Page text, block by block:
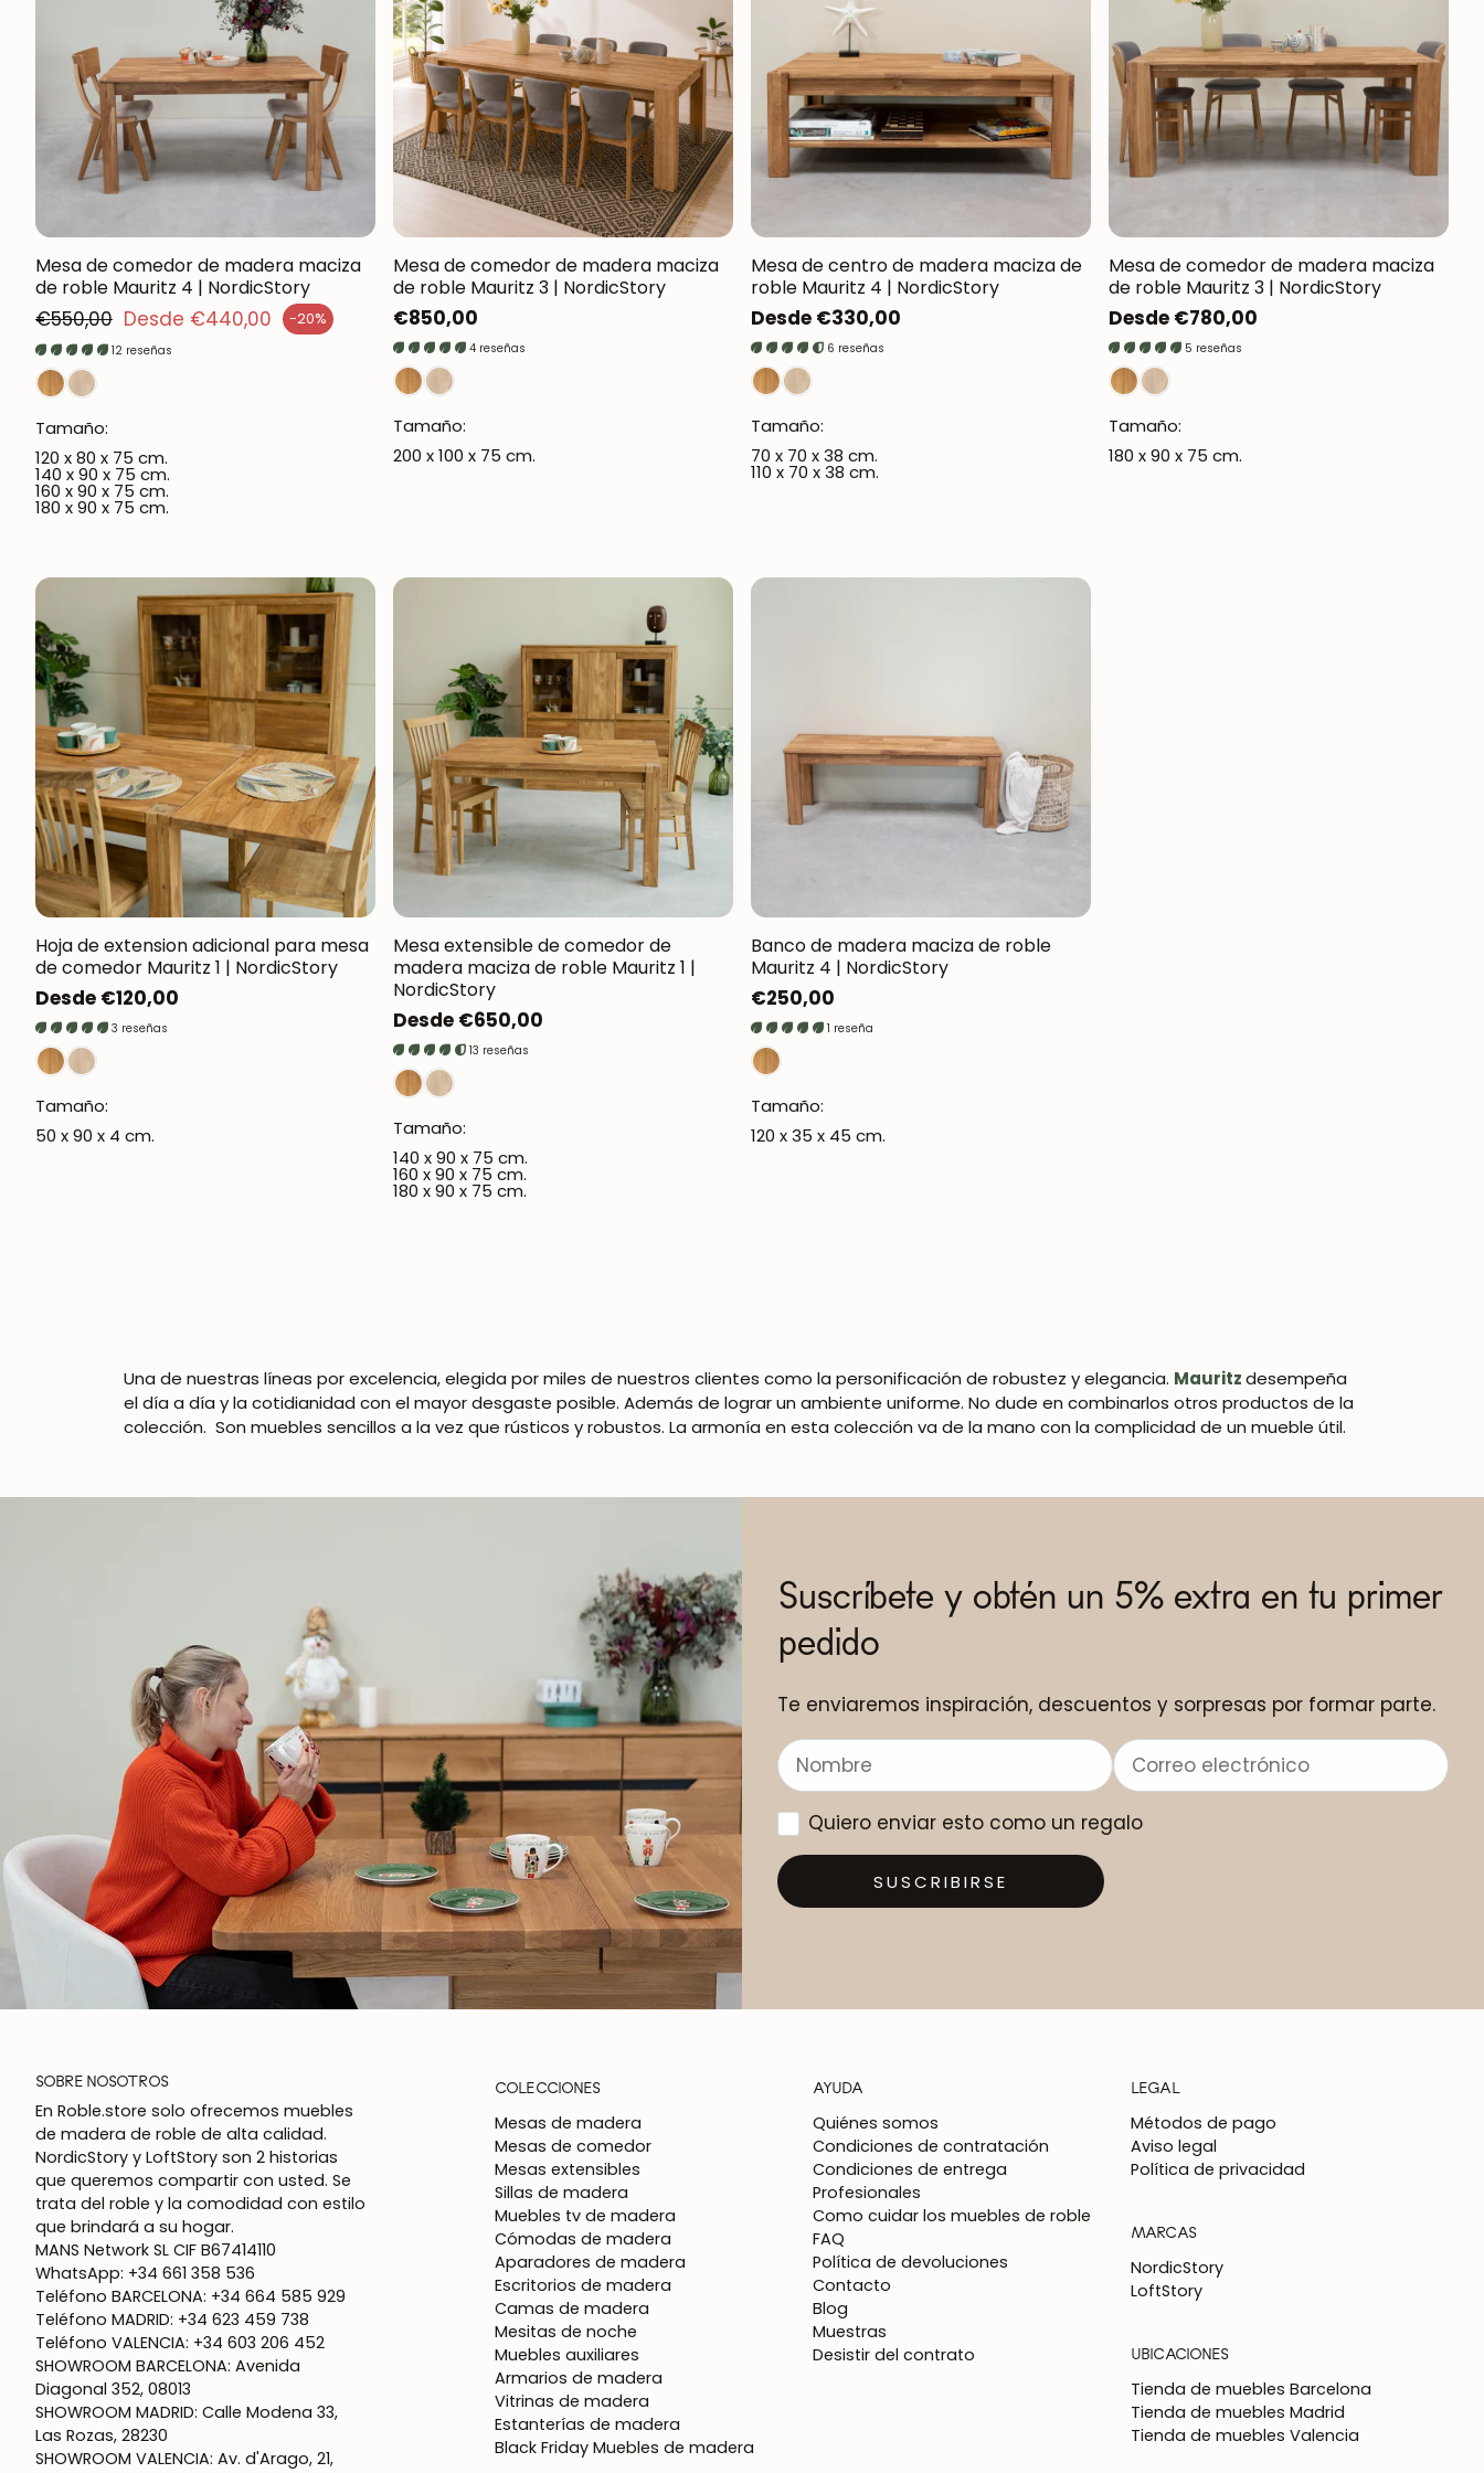
Oxford NordicStory
Mauritz NordicStory
Milan NordicStory
Moritz NordicStory
Runa NordicStory
Mozaik LoftStory
Montenegro LoftStory
Mesa de comedor de madera maciza
de roble Mauritz 4 | NordicStory
Desde €440,00 -20%
de venta
Precio regular
€550,00
12 reseñas
Tamaño:
120 x 80 x 75 cm.
140 x 90 x 75 cm.
160 x 90 x 75 cm.
180 x 90 x 75 cm.
Mesa de comedor de madera maciza
de roble Mauritz 3 | NordicStory
Precio
regular
€850,00
4 reseñas
Tamaño:
200 x 100 x 75 cm.
Mesa de centro de madera maciza de
roble Mauritz 4 | NordicStory
Precio
regular
Desde €330,00
6 reseñas
Tamaño:
70 x 70 x 38 cm.
110 x 70 x 38 cm.
Mesa de comedor de madera maciza
de roble Mauritz 3 | NordicStory
Precio
regular
Desde €780,00
5 reseñas
Tamaño:
180 x 90 x 75 cm.
Hoja de extension adicional para mesa
de comedor Mauritz 1 | NordicStory
Precio
regular
Desde €120,00
3 reseñas
Tamaño:
50 x 90 x 4 cm.
Mesa extensible de comedor de
madera maciza de roble Mauritz 1 |
NordicStory
Precio
regular
Desde €650,00
13 reseñas
Tamaño:
140 x 90 x 75 cm.
160 x 90 x 75 cm.
180 x 90 x 75 cm.
Banco de madera maciza de roble
Mauritz 4 | NordicStory
Precio
regular
€250,00
1 reseña
Tamaño:
120 x 35 x 45 cm.
Una de nuestras líneas por excelencia, elegida por miles de nuestros clientes como la personificación de robustez y elegancia. Mauritzdesempeña
el día a día y la cotidianidad con el mayor desgaste posible. Además de lograr un ambiente uniforme. No dude en combinarlos otros productos de la
colección. Son muebles sencillos a la vez que rústicos y robustos. La armonía en esta colección va de la mano con la complicidad de un mueble útil.
Suscríbete y obtén un 5% extra en tu primer
pedido
Te enviaremos inspiración, descuentos y sorpresas por formar parte.
Quiero enviar esto como un regalo
SUSCRIBIRSE
SOBRE NOSOTROS
En Roble.store solo ofrecemos muebles
de madera de roble de alta calidad.
NordicStory y LoftStory son 2 historias
que queremos compartir con usted. Se
trata del roble y la comodidad con estilo
que brindará a su hogar.
MANS Network SL CIF B67414110
WhatsApp: +34 661 358 536
Teléfono BARCELONA: +34 664 585 929
Teléfono MADRID: +34 623 459 738
Teléfono VALENCIA: +34 603 206 452
SHOWROOM BARCELONA: Avenida
Diagonal 352, 08013
SHOWROOM MADRID: Calle Modena 33,
Las Rozas, 28230
SHOWROOM VALENCIA: Av. d'Arago, 21,
COLECCIONES
Mesas de madera
Mesas de comedor
Mesas extensibles
Sillas de madera
Muebles tv de madera
Cómodas de madera
Aparadores de madera
Escritorios de madera
Camas de madera
Mesitas de noche
Muebles auxiliares
Armarios de madera
Vitrinas de madera
Estanterías de madera
Black Friday Muebles de madera
AYUDA
Quiénes somos
Condiciones de contratación
Condiciones de entrega
Profesionales
Como cuidar los muebles de roble
FAQ
Política de devoluciones
Contacto
Blog
Muestras
Desistir del contrato
LEGAL
Métodos de pago
Aviso legal
Política de privacidad
MARCAS
NordicStory
LoftStory
UBICACIONES
Tienda de muebles Barcelona
Tienda de muebles Madrid
Tienda de muebles Valencia